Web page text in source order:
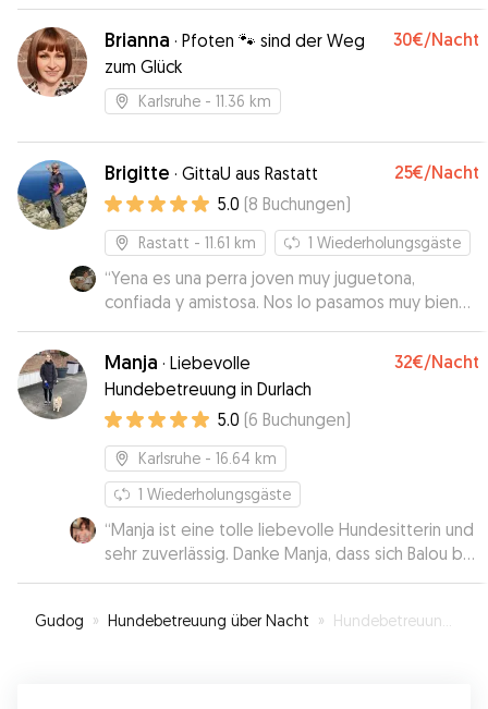
Brianna · Pfoten 🐾 sind der Weg
zum Glück
30€/Nacht
Karlsruhe - 11.36 km
Brigitte · GittaU aus Rastatt 25€/Nacht
5.0 (8 Buchungen)
Rastatt - 11.61 km 1 Wiederholungsgäste
“Yena es una perra joven muy juguetona,
confiada y amistosa. Nos lo pasamos muy bien
con ella. Oslendy es puntual y fiable. Gracias!”
Manja · Liebevolle
Hundebetreuung in Durlach
32€/Nacht
5.0 (6 Buchungen)
Karlsruhe - 16.64 km
1 Wiederholungsgäste
“Manja ist eine tolle liebevolle Hundesitterin und
sehr zuverlässig. Danke Manja, dass sich Balou bei
dir wohl fühlen darf. :)”
Gudog » Hundebetreuung über Nacht » Hundebetreuung in Durmersheim